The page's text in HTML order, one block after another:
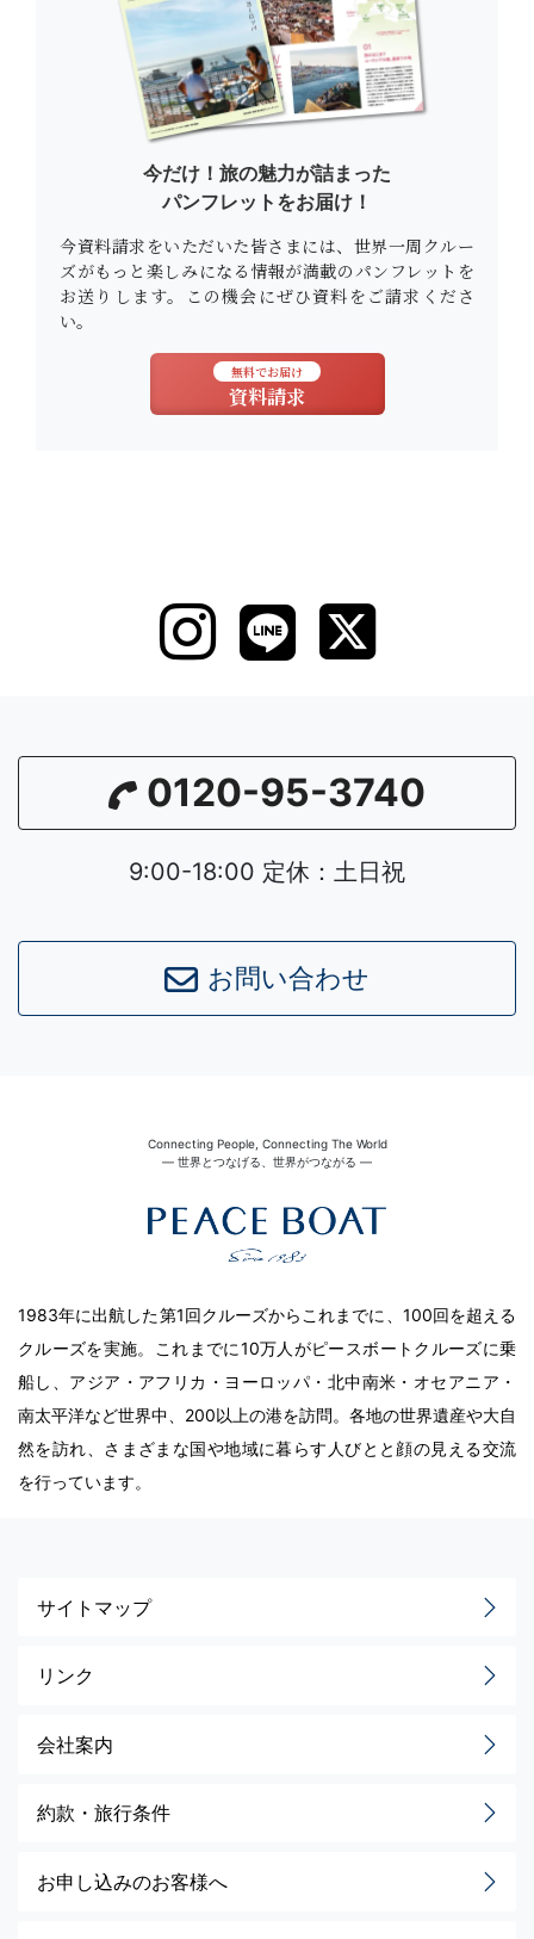
今だけ！旅の魅力が詰まった
パンフレットをお届け！
今資料請求をいただいた皆さまには、世界一周クルー
ズがもっと楽しみになる情報が満載のパンフレットを
お送りします。この機会にぜひ資料をご請求くださ
い。
無料でお届け
資料請求
0120-95-3740
9:00-18:00 定休：土日祝
お問い合わせ
Connecting People, Connecting The World
― 世界とつなげる、世界がつながる ―
1983年に出航した第1回クルーズからこれまでに、100回を超える
クルーズを実施。これまでに10万人がピースボートクルーズに乗
船し、アジア・アフリカ・ヨーロッパ・北中南米・オセアニア・
南太平洋など世界中、200以上の港を訪問。各地の世界遺産や大自
然を訪れ、さまざまな国や地域に暮らす人びとと顔の見える交流
を行っています。
サイトマップ
リンク
会社案内
約款・旅行条件
お申し込みのお客様へ